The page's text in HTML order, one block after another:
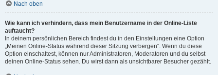
Nach oben
Wie kann ich verhindern, dass mein Benutzername in der Online-Liste
auftaucht?
In deinem persönlichen Bereich findest du in den Einstellungen eine Option
„Meinen Online-Status während dieser Sitzung verbergen“. Wenn du diese
Option einschaltest, können nur Administratoren, Moderatoren und du selbst
deinen Online-Status sehen. Du wirst dann als unsichtbarer Besucher gezählt.